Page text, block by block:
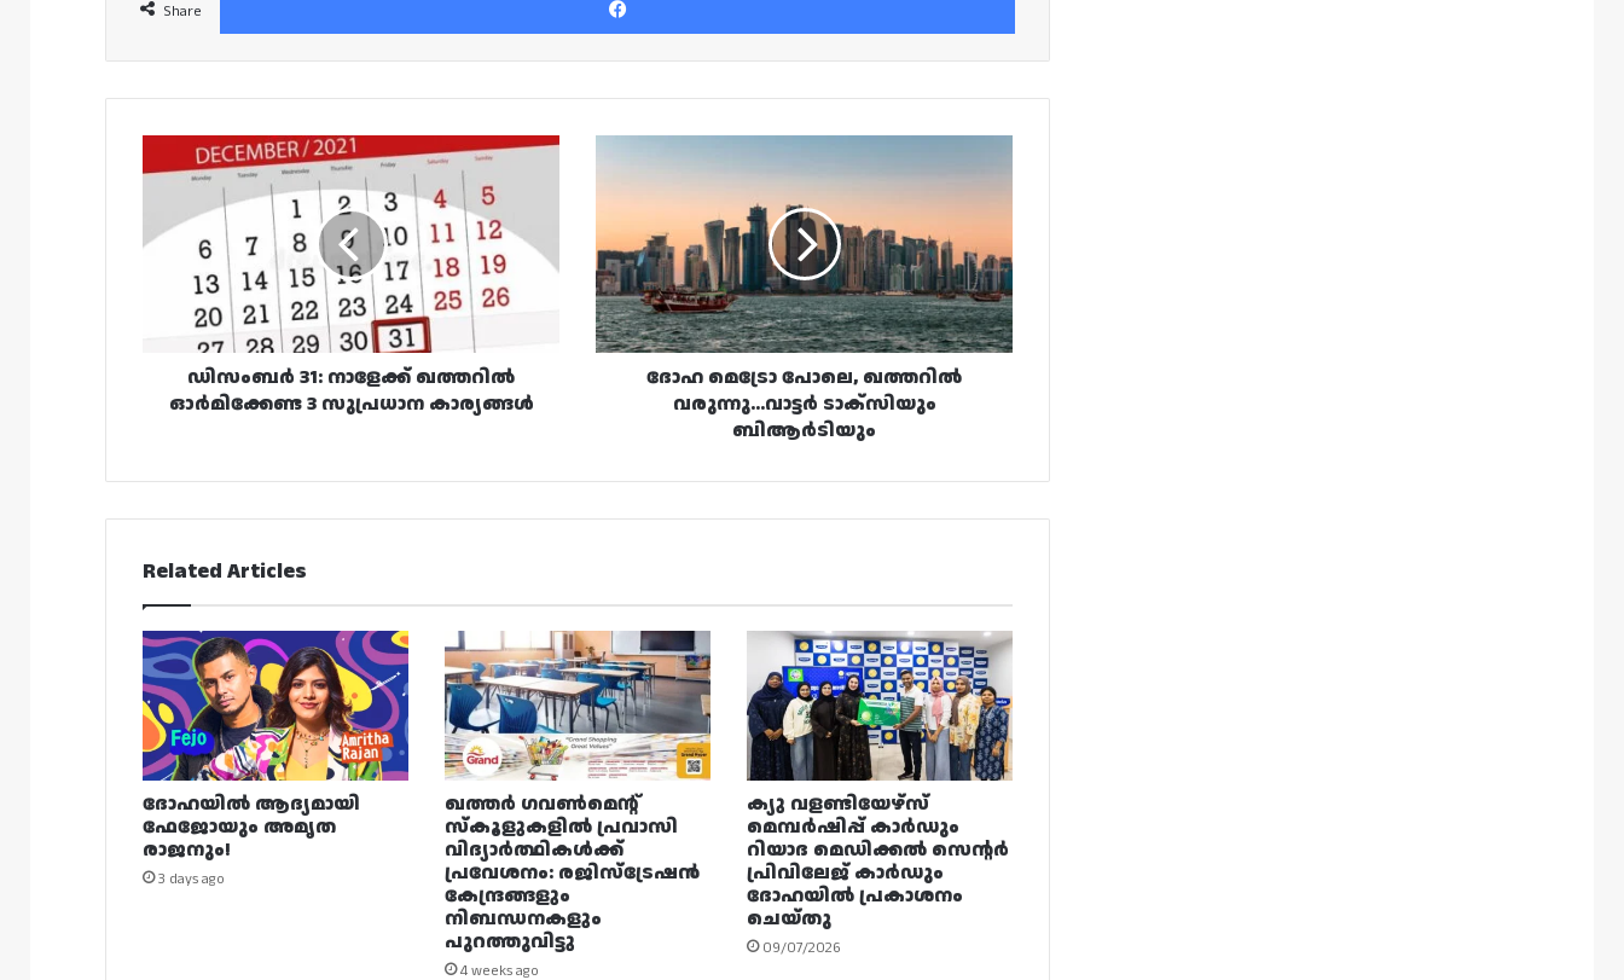
Share
ഡിസംബർ
31:
ഖത്തറിൽ
ഓർമിക്കേണ്ട
സുപ്രധാന
കാര്യങ്ങൾ
ഡിസംബർ 31: നാളേക്ക് ഖത്തറിൽ
ഓർമിക്കേണ്ട 3 സുപ്രധാന കാര്യങ്ങൾ
വരുന്നു…
വാട്ടർ
ടാക്സിയും
ബിആർടിയും
ദോഹ മെട്രോ പോലെ, ഖത്തറിൽ
വരുന്നു…വാട്ടർ ടാക്സിയും
ബിആർടിയും
Related Articles
ദോഹയിൽ ആദ്യമായി
ഫേജോയും അമൃത
രാജനും!
3 days ago
ഖത്തർ ഗവൺമെന്റ്
സ്കൂളുകളിൽ പ്രവാസി
വിദ്യാർത്ഥികൾക്ക്
പ്രവേശനം: രജിസ്ട്രേഷൻ
കേന്ദ്രങ്ങളും
നിബന്ധനകളും
പുറത്തുവിട്ടു
4 weeks ago
ക്യു വളണ്ടിയേഴ്‌സ്
മെമ്പർഷിപ്പ് കാർഡും
റിയാദ മെഡിക്കൽ സെന്റർ
പ്രിവിലേജ് കാർഡും
ദോഹയിൽ പ്രകാശനം
ചെയ്തു
09/07/2026